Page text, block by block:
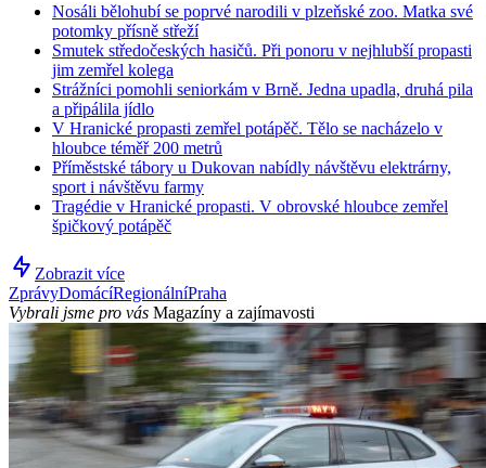
Nosáli bělohubí se poprvé narodili v plzeňské zoo. Matka své
potomky přísně střeží
Smutek středočeských hasičů. Při ponoru v nejhlubší propasti
jim zemřel kolega
Strážníci pomohli seniorkám v Brně. Jedna upadla, druhá pila
a připálila jídlo
V Hranické propasti zemřel potápěč. Tělo se nacházelo v
hloubce téměř 200 metrů
Příměstské tábory u Dukovan nabídly návštěvu elektrárny,
sport i návštěvu farmy
Tragédie v Hranické propasti. V obrovské hloubce zemřel
špičkový potápěč
Zobrazit více
ZprávyDomácíRegionálníPraha
Vybrali jsme pro vás Magazíny a zajímavosti